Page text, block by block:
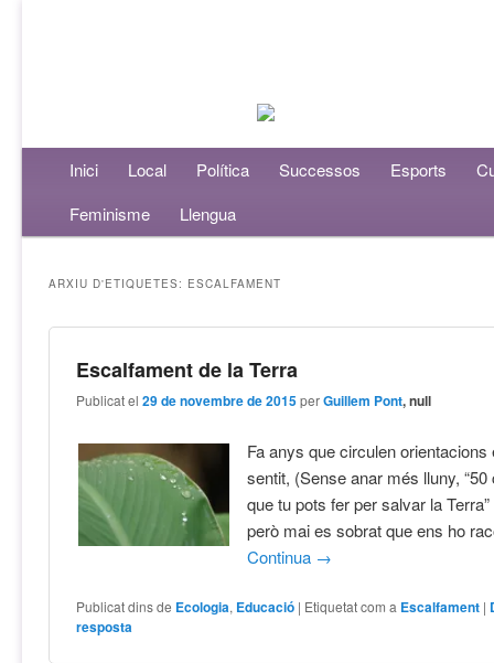
Menú principalAneu al contingut principal
Aneu al contingut secundari
Inici Local Política Successos Esports
Feminisme
Llengua
ARXIU D'ETIQUETES: ESCALFAMENT
Escalfament de la Terra
Publicat el29 de novembre de 2015 perGuillem Pont, null
Fa anys que circulen orientacions
sentit, (Sense anar més lluny,
que tu pots fer per salvar la
però mai es sobrat que ens ho
Continua →
Publicat dins de Ecologia, Educació | Etiquetat com a Escalfament |
resposta